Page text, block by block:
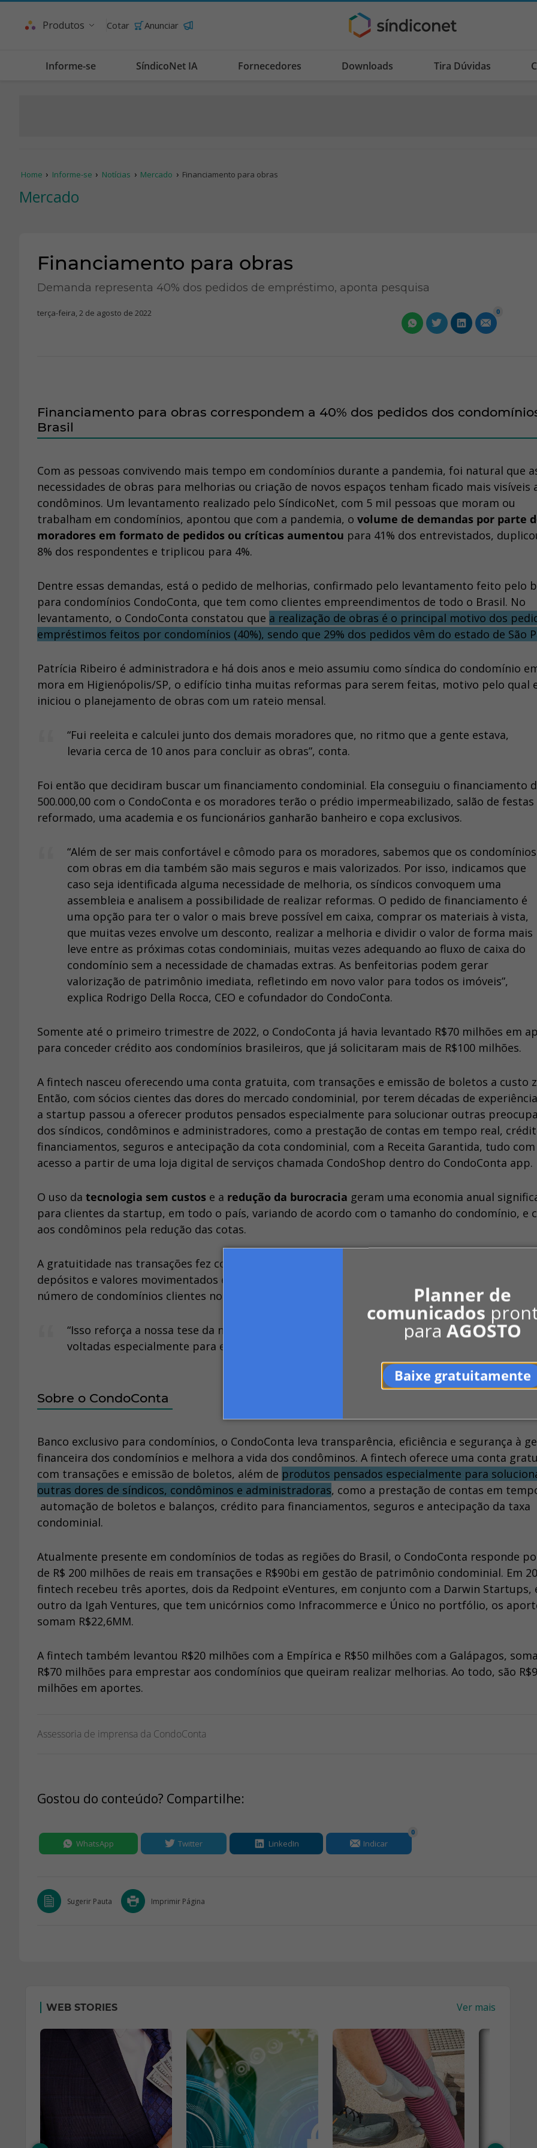
Planner de
comunicados
paraAGOSTO
Baixe gratuitamente
Produtos Cotar Anunciar
Informe-se SíndicoNet IA Fornecedores Downloads Tira Dúvidas
Home Informe-se Notícias Mercado Financiamento para obras
Mercado
Financiamento para obras
Demanda representa 40% dos pedidos de empréstimo, aponta pesquisa
terça-feira, 2 de agosto de 2022 0
Financiamento para obras correspondem a 40% dos pedidos dos
Brasil
Com as pessoas convivendo mais tempo em condomínios durante a pandemia, foi natural que
necessidades de obras para melhorias ou criação de novos espaços tenham ficado mais visíveis
condôminos. Um levantamento realizado pelo SíndicoNet, com 5 mil pessoas que moram ou
trabalham em condomínios, apontou que com a pandemia, o volume de demandas por parte
moradores em formato de pedidos ou críticas aumentou para 41% dos entrevistados,
8% dos respondentes e triplicou para 4%.
Dentre essas demandas, está o pedido de melhorias, confirmado pelo levantamento feito pelo
para condomínios CondoConta, que tem como clientes empreendimentos de todo o Brasil. No
levantamento, o CondoConta constatou que a realização de obras é o principal motivo dos
empréstimos feitos por condomínios (40%), sendo que 29% dos pedidos vêm do estado de São
Patrícia Ribeiro é administradora e há dois anos e meio assumiu como síndica do condomínio
mora em Higienópolis/SP, o edifício tinha muitas reformas para serem feitas, motivo pelo qual
iniciou o planejamento de obras com um rateio mensal.
“Fui reeleita e calculei junto dos demais moradores que, no ritmo que a gente estava,
levaria cerca de 10 anos para concluir as obras”, conta.
Foi então que decidiram buscar um financiamento condominial. Ela conseguiu o financiamento
500.000,00 com o CondoConta e os moradores terão o prédio impermeabilizado, salão de festas
reformado, uma academia e os funcionários ganharão banheiro e copa exclusivos.
“Além de ser mais confortável e cômodo para os moradores, sabemos que os condomínios
com obras em dia também são mais seguros e mais valorizados. Por isso, indicamos que
caso seja identificada alguma necessidade de melhoria, os síndicos convoquem uma
assembleia e analisem a possibilidade de realizar reformas. O pedido de financiamento é
uma opção para ter o valor o mais breve possível em caixa, comprar os materiais à vista,
que muitas vezes envolve um desconto, realizar a melhoria e dividir o valor de forma mais
leve entre as próximas cotas condominiais, muitas vezes adequando ao fluxo de caixa do
condomínio sem a necessidade de chamadas extras. As benfeitorias podem gerar
valorização de patrimônio imediata, refletindo em novo valor para todos os imóveis”,
explica Rodrigo Della Rocca, CEO e cofundador do CondoConta.
Somente até o primeiro trimestre de 2022, o CondoConta já havia levantado R$70 milhões em
para conceder crédito aos condomínios brasileiros, que já solicitaram mais de R$100 milhões.
A fintech nasceu oferecendo uma conta gratuita, com transações e emissão de boletos a custo
Então, com sócios cientes das dores do mercado condominial, por terem décadas de
a startup passou a oferecer produtos pensados especialmente para solucionar outras
dos síndicos, condôminos e administradores, como a prestação de contas em tempo real,
financiamentos, seguros e antecipação da cota condominial, com a Receita Garantida, tudo
acesso a partir de uma loja digital de serviços chamada CondoShop dentro do CondoConta app.
O uso da tecnologia sem custos e a redução da burocracia geram uma economia anual
para clientes da startup, em todo o país, variando de acordo com o tamanho do condomínio, e
aos condôminos pela redução das cotas.
A gratuitidade nas transações fez com que o CondoConta registrasse um crescimento de 3.026%
depósitos e valores movimentados em 2021, resultando também em um crescimento de 2000%
número de condomínios clientes no último ano.
“Isso reforça a nossa tese da necessidade de digitalização e de soluções financeiras
voltadas especialmente para esse mercado”, finaliza Rodrigo.
Sobre o CondoConta
Banco exclusivo para condomínios, o CondoConta leva transparência, eficiência e segurança à
financeira dos condomínios e melhora a vida dos condôminos. A fintech oferece uma conta
com transações e emissão de boletos, além de produtos pensados especialmente para
outras dores de síndicos, condôminos e administradoras, como a prestação de contas em
automação de boletos e balanços, crédito para financiamentos, seguros e antecipação da taxa
condominial.
Atualmente presente em condomínios de todas as regiões do Brasil, o CondoConta responde
de R$ 200 milhões de reais em transações e R$90bi em gestão de patrimônio condominial. Em
fintech recebeu três aportes, dois da Redpoint eVentures, em conjunto com a Darwin Startups,
outro da Igah Ventures, que tem unicórnios como Infracommerce e Único no portfólio, os
somam R$22,6MM.
A fintech também levantou R$20 milhões com a Empírica e R$50 milhões com a Galápagos,
R$70 milhões para emprestar aos condomínios que queiram realizar melhorias. Ao todo, são
milhões em aportes.
Assessoria de imprensa da CondoConta
Gostou do conteúdo? Compartilhe:
WhatsApp Twitter LinkedIn Indicar
0
Sugerir Pauta Imprimir Página
WEB STORIES Ver mais